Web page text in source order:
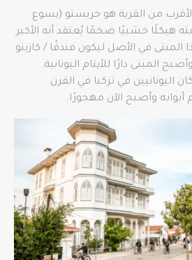
والأقرب من القرية هو خريستو (يسوع
هيكلًا خشبيًا ضخمًا يُعتقد أنه الأكبر
المبنى في الأصل ليكون فندقًا / كازينو
المبنى دارًا للأيتام اليونانية.
اليونانيين في تركيا في القرن
أبوابه وأصبح الآن مهجورًا.